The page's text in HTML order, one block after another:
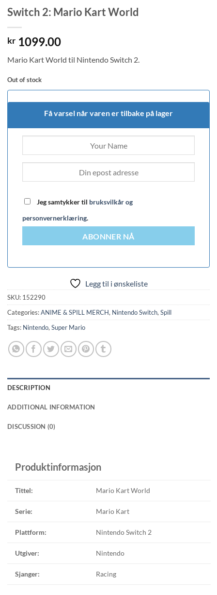
Switch 2: Mario Kart World
kr 1099.00
Mario Kart World til Nintendo Switch 2.
Out of stock
Få varsel når varen er tilbake på lager
Jeg samtykker til bruksvilkår og
personvernerklæring.
ABONNER NÅ
Legg til i ønskeliste
SKU: 152290
Categories:ANIME & SPILL MERCH, Nintendo Switch,Spill
Tags: Nintendo,Super Mario
DESCRIPTION
ADDITIONAL INFORMATION
DISCUSSION (0)
Produktinformasjon
Tittel: Mario Kart World
Serie: Mario Kart
Plattform: Nintendo Switch 2
Utgiver: Nintendo
Sjanger: Racing